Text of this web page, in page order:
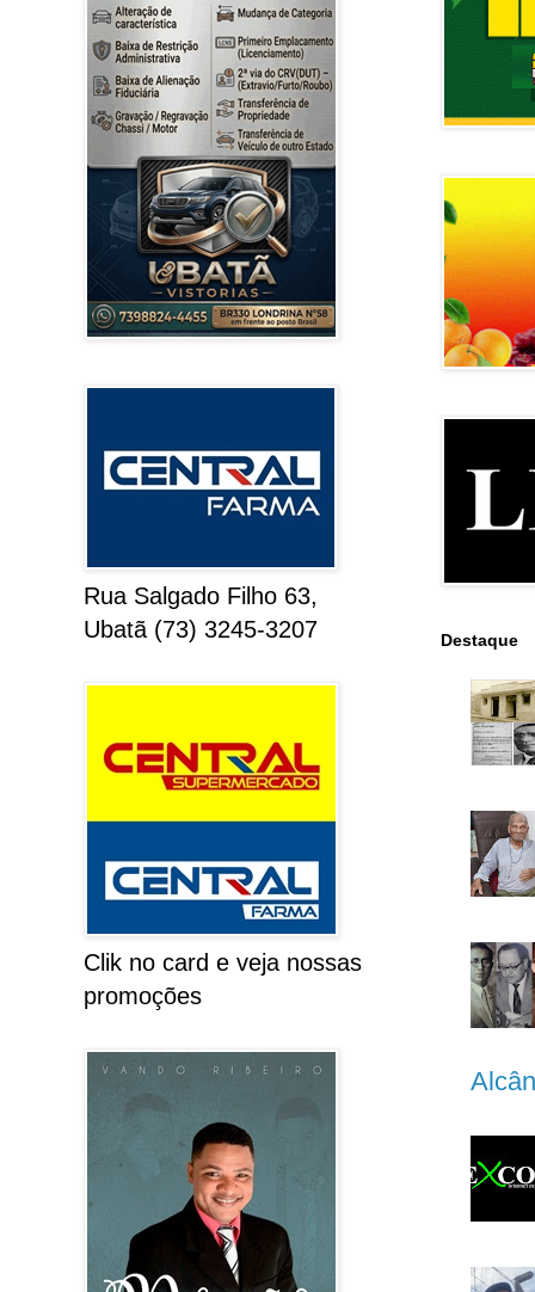
Destaque
Rua Salgado Filho 63,
Ubatã (73) 3245-3207
Clik no card e veja nossas
promoções